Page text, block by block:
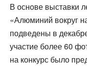
В основе выставки
«Алюминий вокруг
подведены в
участие более 60
на конкурс было